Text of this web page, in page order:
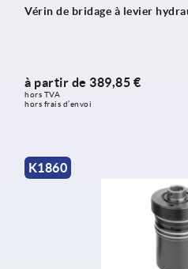
Vérin de bridage à levier
à partir de 389,85 €
hors TVA
hors frais d’envoi
K1860